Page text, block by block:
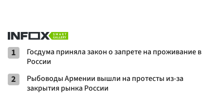
1
Госдума приняла закон о запрете на проживание в
России
2
Рыбоводы Армении вышли на протесты из-за
закрытия рынка России